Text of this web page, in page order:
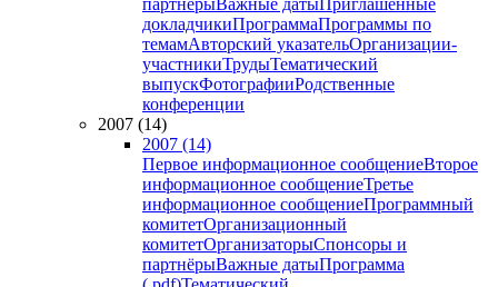
партнёрыВажные датыПриглашенные
докладчикиПрограммаПрограммы по
темамАвторский указательОрганизации-
участникиТрудыТематический
выпускФотографииРодственные
конференции
2007 (14)
2007 (14)
Первое информационное сообщениеВторое
информационное сообщениеТретье
информационное сообщениеПрограммный
комитетОрганизационный
комитетОрганизаторыСпонсоры и
партнёрыВажные датыПрограмма